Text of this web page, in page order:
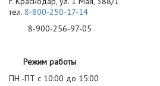
тел. 8-800-250-17-14
8-900-256-97-05
Режим работы
ПН -ПТ с 10:00 до 15:00